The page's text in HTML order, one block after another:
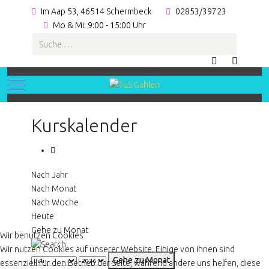
Im Aap 53, 46514 Schermbeck
02853/39723
Mo & Mi: 9:00 - 15:00 Uhr
Suchen
Mobile Menu Toggle
Kurskalender
Nach Jahr
Nach Monat
Nach Woche
Heute
Gehe zu Monat
Gehe zu Monat
Wir benutzen Cookies
Wir nutzen Cookies auf unserer Website. Einige von ihnen sind
essenziell für den Betrieb der Seite, während andere uns helfen, diese